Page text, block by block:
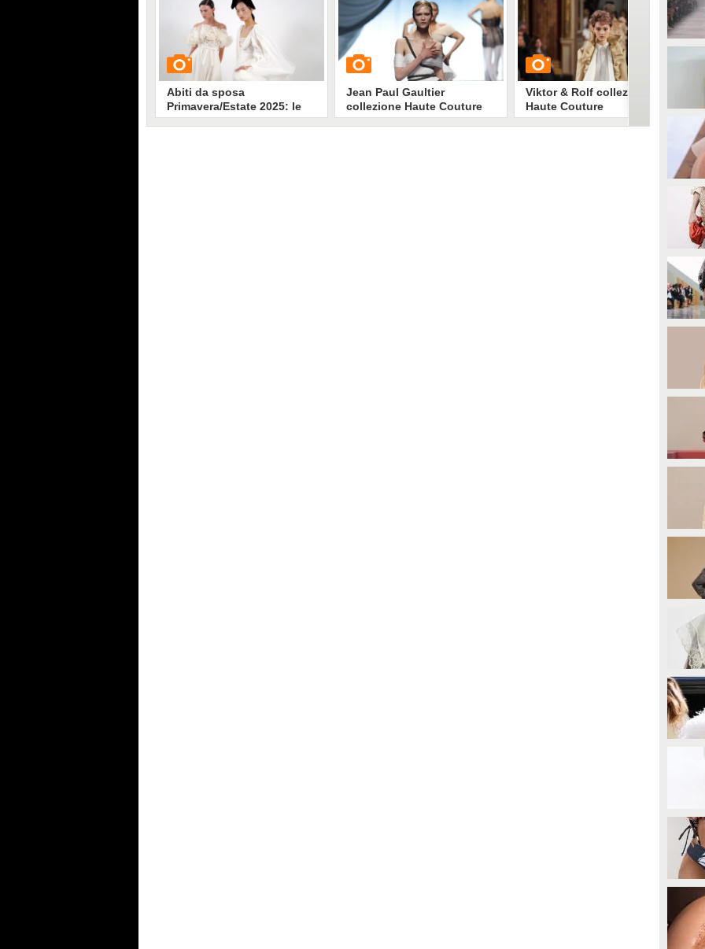
GUARDA
7138 • di Stile e trend
Abiti da sposa
Primavera/Estate 2025: le
ispirazioni dalle sfilate
Parigi
Quali sono le tendenze sposa per
la Primavera/Estate 2025? Quali i
look perfetti per il matrimonio?
Abbiamo raccolto gli abiti bianchi
più belli dalle sfilate Haute
Couture di Parigi a cui ispirarsi
per scegliere il vestito da sposa
Jean Paul Gaultier
collezione Haute Couture
Primavera/Estate 2025
GUARDA
3077 • diStile e trend
Viktor & Rolf collezione
Haute Couture
Primavera/Estate 2025